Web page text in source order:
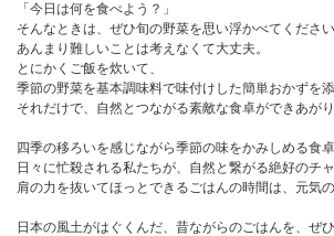
「今日は何を食べよう？」
そんなときは、ぜひ旬の野菜を思い浮かべてください
あんまり難しいことは考えなくて大丈夫。
とにかくご飯を炊いて、
季節の野菜を基本調味料で味付けした簡単おかずを添
それだけで、自然とつながる素敵な食卓ができあがり
四季の移ろいを感じながら季節の味をかみしめる食卓
日々に忙殺される私たちが、自然と繋がる絶好のチャ
肩の力を抜いてほっとできるごはんの時間は、元気の
日本の風土がはぐくんだ、昔ながらのごはんを、ぜ